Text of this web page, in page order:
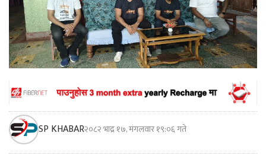
SP KHABAR२०८२ भाद्र १७, मंगलवार १९:०६ गते